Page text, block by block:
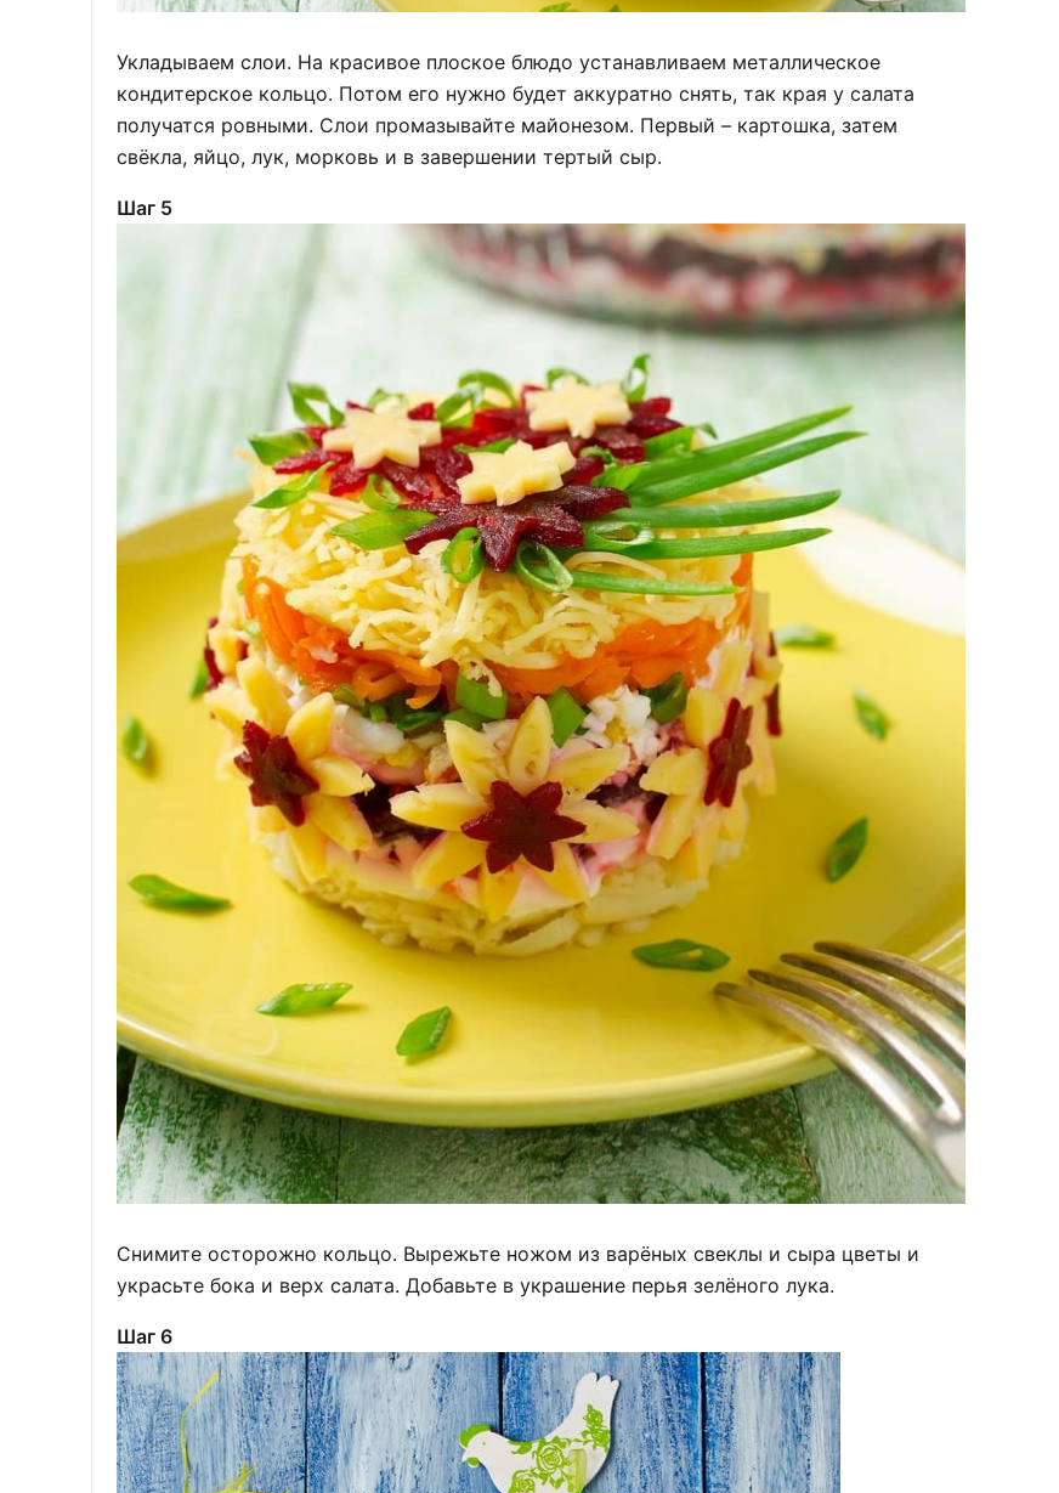
Укладываем слои. На красивое плоское блюдо устанавливаем металлическое
кондитерское кольцо. Потом его нужно будет аккуратно снять, так края у салата
получатся ровными. Слои промазывайте майонезом. Первый – картошка, затем
свёкла, яйцо, лук, морковь и в завершении тертый сыр.
Шаг 5
Снимите осторожно кольцо. Вырежьте ножом из варёных свеклы и сыра цветы и
украсьте бока и верх салата. Добавьте в украшение перья зелёного лука.
Шаг 6